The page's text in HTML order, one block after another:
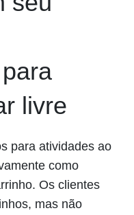
livre
para atividades ao
como
Os clientes
mas não